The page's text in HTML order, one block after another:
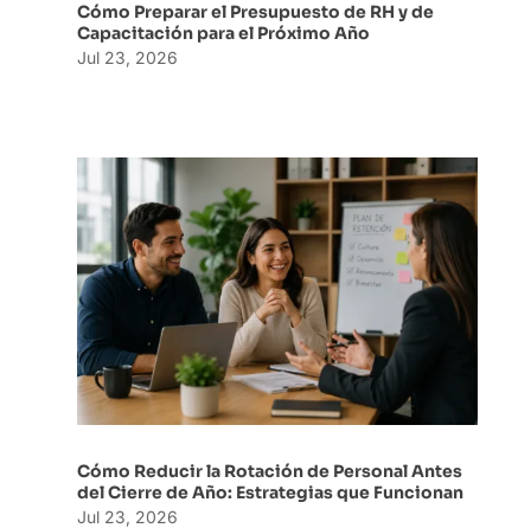
Cómo Preparar el Presupuesto de RH y de
Capacitación para el Próximo Año
Jul 23, 2026
Cómo Reducir la Rotación de Personal Antes
del Cierre de Año: Estrategias que Funcionan
Jul 23, 2026